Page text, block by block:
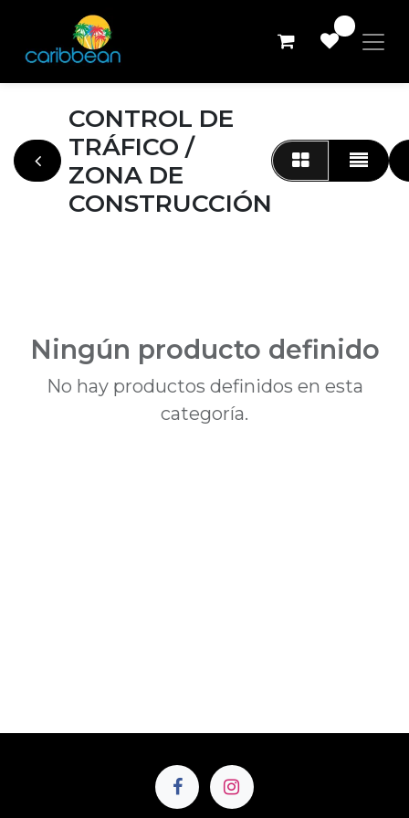
CONTROL DE
TRÁFICO /
ZONA DE
CONSTRUCCIÓN
Ningún producto definido
No hay productos definidos en esta
categoría.